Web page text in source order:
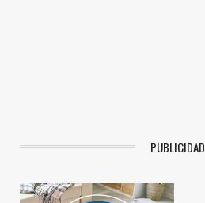
PUBLICIDAD